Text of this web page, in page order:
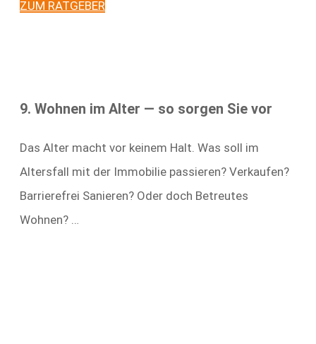
ZUM RATGEBER
9. Wohnen im Alter — so sorgen Sie vor
Das Alter macht vor keinem Halt. Was soll im
Altersfall mit der Immobilie passieren? Verkaufen?
Barrierefrei Sanieren? Oder doch Betreutes
Wohnen? …